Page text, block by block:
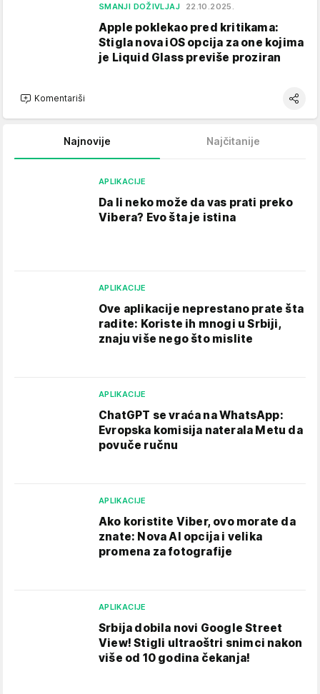
SMANJI DOŽIVLJAJ 22.10.2025.
Apple poklekao pred kritikama:
Stigla nova iOS opcija za one kojima
je Liquid Glass previše proziran
Komentariši
Najnovije Najčitanije
APLIKACIJE
Da li neko može da vas prati preko
Vibera? Evo šta je istina
APLIKACIJE
Ove aplikacije neprestano prate šta
radite: Koriste ih mnogi u Srbiji,
znaju više nego što mislite
APLIKACIJE
ChatGPT se vraća na WhatsApp:
Evropska komisija naterala Metu da
povuče ručnu
APLIKACIJE
Ako koristite Viber, ovo morate da
znate: Nova AI opcija i velika
promena za fotografije
APLIKACIJE
Srbija dobila novi Google Street
View! Stigli ultraoštri snimci nakon
više od 10 godina čekanja!